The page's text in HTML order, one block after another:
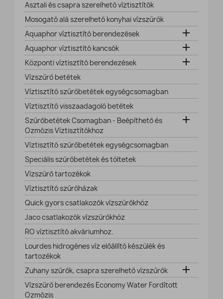
Asztali és csapra szerelhető víztisztítók
Mosogató alá szerelhető konyhai vízszűrők
Aquaphor víztisztító berendezések

Aquaphor víztisztító kancsók 
Központi víztisztító berendezések 
Vízszűrő betétek
Víztisztító szűrőbetétek egységcsomagban
Víztisztító visszaadagoló betétek
Szűrőbetétek Csomagban - Beépíthető és
Ozmózis Víztisztítókhoz

Víztisztító szűrőbetétek egységcsomagban
Speciális szűrőbetétek és töltetek
Vízszűrő tartozékok
Víztisztító szűrőházak
Quick gyors csatlakozók vízszűrőkhöz
Jaco csatlakozók vízszűrőkhöz
RO víztisztító akváriumhoz.
Lourdes hidrogénes víz előállító készülék és
tartozékok
Zuhany szűrők, csapra szerelhető vízszűrők

Vízszűrő berendezés Economy Water Fordított
Ozmózis